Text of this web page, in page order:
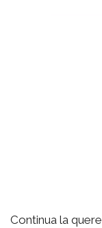
Continua la